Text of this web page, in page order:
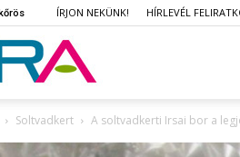
ÍRJON NEKÜNK! HÍRLEVÉL
Soltvadkert A soltvadkerti Irsai bor a